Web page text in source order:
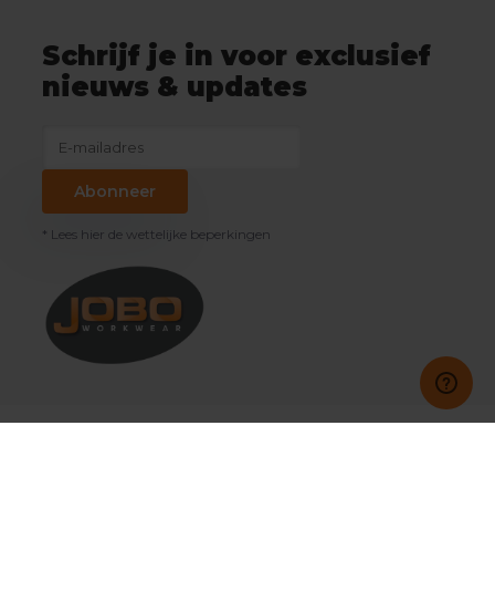
Schrijf je in voor exclusief
nieuws & updates
Abonneer
* Lees hier de wettelijke beperkingen